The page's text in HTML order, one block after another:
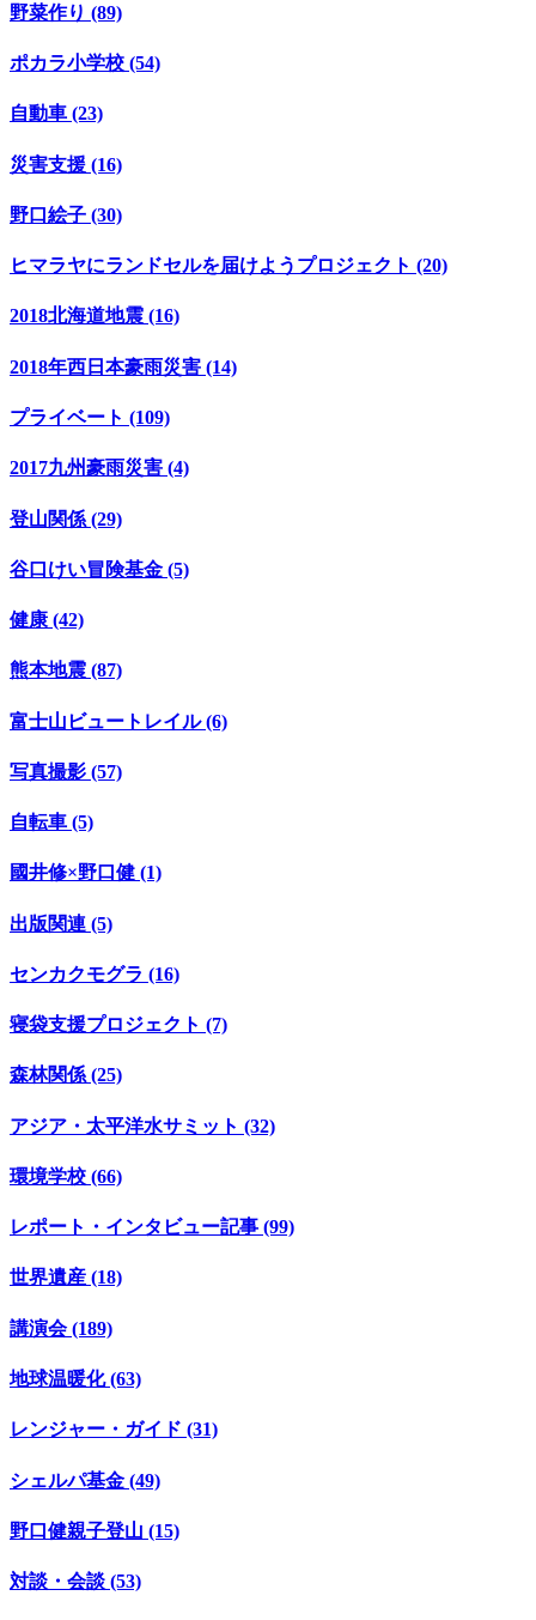
野菜作り (89)
ポカラ小学校 (54)
自動車 (23)
災害支援 (16)
野口絵子 (30)
ヒマラヤにランドセルを届けようプロジェクト (20)
2018北海道地震 (16)
2018年西日本豪雨災害 (14)
プライベート (109)
2017九州豪雨災害 (4)
登山関係 (29)
谷口けい冒険基金 (5)
健康 (42)
熊本地震 (87)
富士山ビュートレイル (6)
写真撮影 (57)
自転車 (5)
國井修×野口健 (1)
出版関連 (5)
センカクモグラ (16)
寝袋支援プロジェクト (7)
森林関係 (25)
アジア・太平洋水サミット (32)
環境学校 (66)
レポート・インタビュー記事 (99)
世界遺産 (18)
講演会 (189)
地球温暖化 (63)
レンジャー・ガイド (31)
シェルパ基金 (49)
野口健親子登山 (15)
対談・会談 (53)